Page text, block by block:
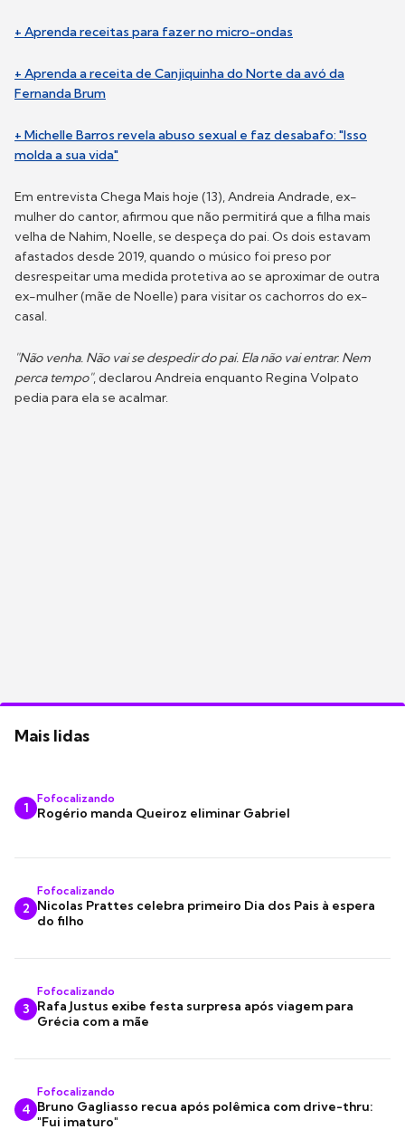
+ Aprenda receitas para fazer no micro-ondas
+ Aprenda a receita de Canjiquinha do Norte da avó da
Fernanda Brum
+ Michelle Barros revela abuso sexual e faz desabafo: "Isso
molda a sua vida"
Em entrevista Chega Mais hoje (13), Andreia Andrade, ex-
mulher do cantor, afirmou que não permitirá que a filha mais
velha de Nahim, Noelle, se despeça do pai. Os dois estavam
afastados desde 2019, quando o músico foi preso por
desrespeitar uma medida protetiva ao se aproximar de outra
ex-mulher (mãe de Noelle) para visitar os cachorros do ex-
casal.
"Não venha. Não vai se despedir do pai. Ela não vai entrar. Nem
perca tempo", declarou Andreia enquanto Regina Volpato
pedia para ela se acalmar.
Mais lidas
1
Fofocalizando
Rogério manda Queiroz eliminar Gabriel
2
Fofocalizando
Nicolas Prattes celebra primeiro Dia dos Pais à espera
do filho
3
Fofocalizando
Rafa Justus exibe festa surpresa após viagem para
Grécia com a mãe
4
Fofocalizando
Bruno Gagliasso recua após polêmica com drive-thru:
"Fui imaturo"